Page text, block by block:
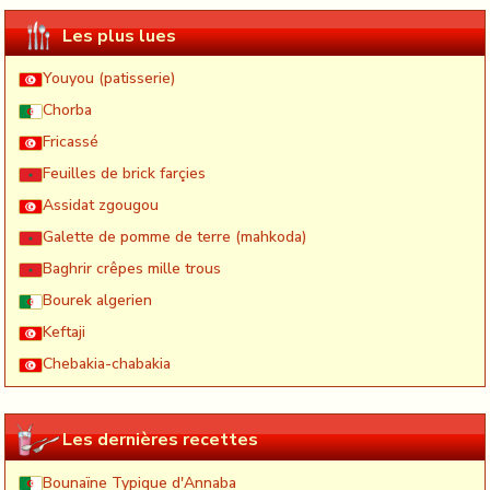
Les plus lues
Youyou (patisserie)
Chorba
Fricassé
Feuilles de brick farçies
Assidat zgougou
Galette de pomme de terre (mahkoda)
Baghrir crêpes mille trous
Bourek algerien
Keftaji
Chebakia-chabakia
Les dernières recettes
Bounaïne Typique d'Annaba